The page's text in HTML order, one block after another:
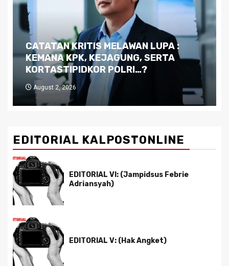
Dilema Kaltim di Tengah Krisis:
Kutukan Sumber Daya Alam dan
Pemimpin yang Tak Kreatif
July 29, 2026
EDITORIAL KALPOSTONLINE
EDITORIAL VI: (Jampidsus Febrie
Adriansyah)
EDITORIAL V: (Hak Angket)